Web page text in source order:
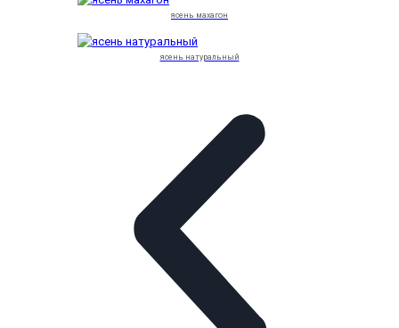
ясень махагон
ясень натуральный